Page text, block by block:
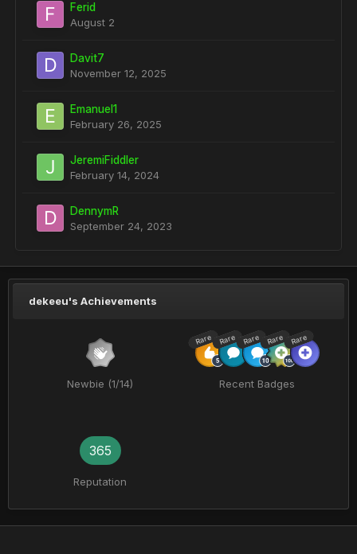
Ferid
August 2
Davit7
November 12, 2025
Emanuel1
February 26, 2025
JeremiFiddler
February 14, 2024
DennymR
September 24, 2023
dekeeu's Achievements
Newbie (1/14)
Rare Rare Rare Rare Rare
Recent Badges
365
Reputation